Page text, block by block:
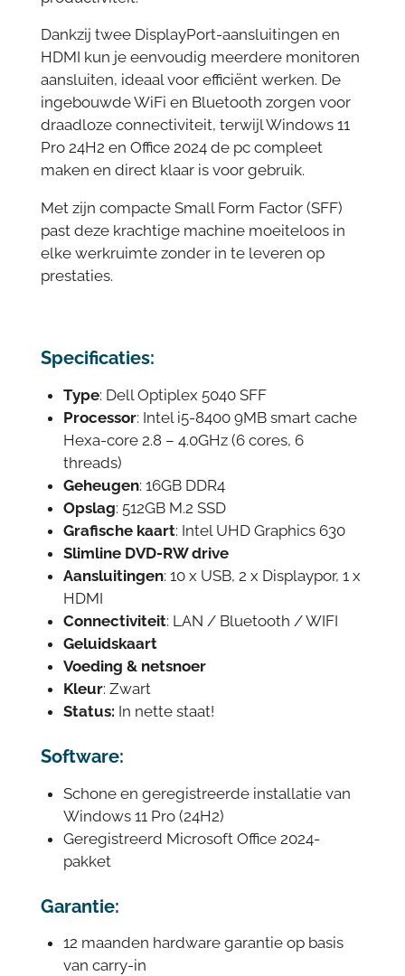
Dankzij twee DisplayPort-aansluitingen en
HDMI kun je eenvoudig meerdere monitoren
aansluiten, ideaal voor efficiënt werken. De
ingebouwde WiFi en Bluetooth zorgen voor
draadloze connectiviteit, terwijl Windows 11
Pro 24H2 en Office 2024 de pc compleet
maken en direct klaar is voor gebruik.
Met zijn compacte Small Form Factor (SFF)
past deze krachtige machine moeiteloos in
elke werkruimte zonder in te leveren op
prestaties.
Specificaties:
Type: Dell Optiplex 5040 SFF
Processor: Intel i5-8400 9MB smart cache
Hexa-core 2.8 – 4.0GHz (6 cores, 6
threads)
Geheugen: 16GB DDR4
Opslag: 512GB M.2 SSD
Grafische kaart: Intel UHD Graphics 630
Slimline DVD-RW drive
Aansluitingen: 10 x USB, 2 x Displaypor, 1 x
HDMI
Connectiviteit: LAN / Bluetooth / WIFI
Geluidskaart
Voeding & netsnoer
Kleur: Zwart
Status: In nette staat!
Software:
Schone en geregistreerde installatie van
Windows 11 Pro (24H2)
Geregistreerd Microsoft Office 2024-
pakket
Garantie:
12 maanden hardware garantie op basis
van carry-in